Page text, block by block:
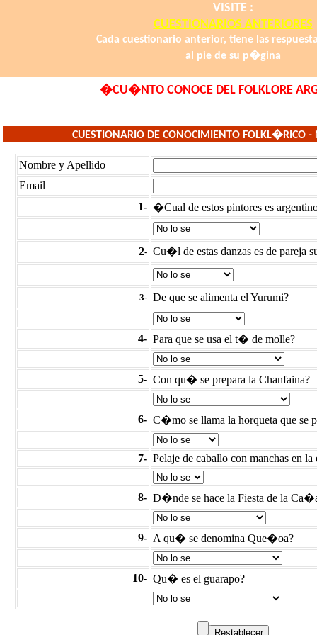
VISITE :
CUESTIONARIOS ANTERIORES
Cada cuestionario anterior, tiene las
al pie de su p�gina
�CU�NTO CONOCE DEL FOLKLORE
CUESTIONARIODE CONOCIMIENTO FOLKL�RICO-
Nombre y Apellido
Email
1- �Cual de estos pintores es
2- Cu�l de estas danzas es de pareja
3- De que se alimenta el Yurumi?
4- Para que se usa el t� de molle?
5- Con qu� se prepara la Chanfaina?
6- C�mo se llama la horqueta que se
7- Pelaje de caballo con manchas en la
8- D�nde se hace la Fiesta de la
9- A qu� se denomina Que�oa?
10- Qu� es el guarapo?